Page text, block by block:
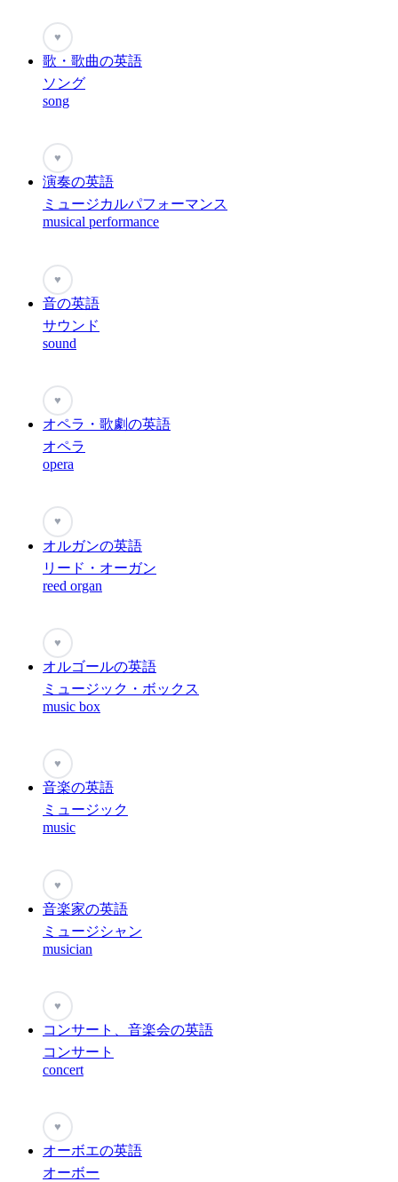
♥
歌・歌曲の英語
ソング
song
♥
演奏の英語
ミュージカルパフォーマンス
musical performance
♥
音の英語
サウンド
sound
♥
オペラ・歌劇の英語
オペラ
opera
♥
オルガンの英語
リード・オーガン
reed organ
♥
オルゴールの英語
ミュージック・ボックス
music box
♥
音楽の英語
ミュージック
music
♥
音楽家の英語
ミュージシャン
musician
♥
コンサート、音楽会の英語
コンサート
concert
♥
オーボエの英語
オーボー